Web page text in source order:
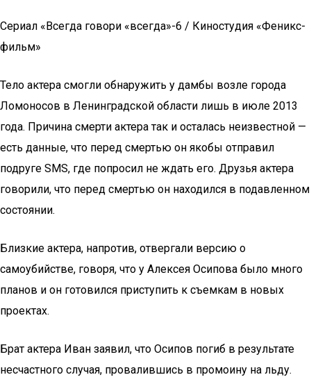
Сериал «Всегда говори «всегда»-6 / Киностудия «Феникс-
фильм»
Тело актера смогли обнаружить у дамбы возле города
Ломоносов в Ленинградской области лишь в июле 2013
года. Причина смерти актера так и осталась неизвестной —
есть данные, что перед смертью он якобы отправил
подруге SMS, где попросил не ждать его. Друзья актера
говорили, что перед смертью он находился в подавленном
состоянии.
Близкие актера, напротив, отвергали версию о
самоубийстве, говоря, что у Алексея Осипова было много
планов и он готовился приступить к съемкам в новых
проектах.
Брат актера Иван заявил, что Осипов погиб в результате
несчастного случая, провалившись в промоину на льду.